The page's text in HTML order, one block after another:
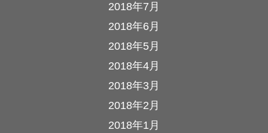
2018年7月
2018年6月
2018年5月
2018年4月
2018年3月
2018年2月
2018年1月